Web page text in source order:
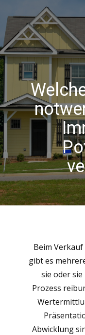
Beim
gibt es
sie oder
Prozess
Abwicklung